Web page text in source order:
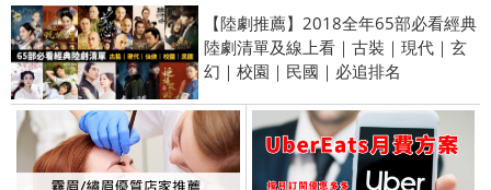
【陸劇推薦】2018全年65部必看經典
陸劇清單及線上看｜古裝｜現代｜玄
幻｜校園｜民國｜必追排名